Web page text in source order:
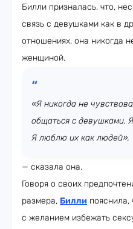
Билли призналась, что,
связь с девушками как в
отношениях, она никогда
женщиной.
«Я никогда не
общаться с девушками.
Я люблю их как людей»,
— сказала она.
Говоря о своих
размера, Билли пояснила,
с желанием избежать